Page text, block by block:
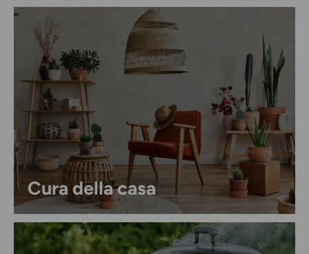
Cura della casa